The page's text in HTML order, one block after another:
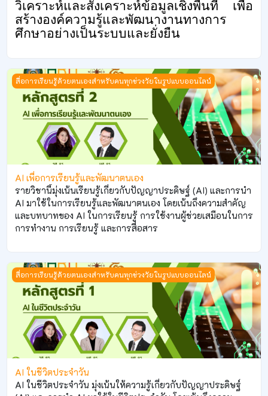
วิเคราะห์และสังเคราะห์ข้อมูลเชิงพื้นที่ เพื่อ
สร้างองค์ความรู้และพัฒนางานทางการ
ศึกษาอย่างเป็นระบบและยั่งยืน
AI เพื่อการเรียนรู้และพัฒนาตนเอง
สื่อการเรียนรู้ด้วยตนเองสำหรับคนทุกช่วงวัยในรูปแบบออนไลน์
AI เพื่อการเรียนรู้และพัฒนาตนเอง
รายวิชานี้มุ่งเน้นเรียนรู้เกี่ยวกับปัญญาประดิษฐ์ (AI) และการนำ
AI มาใช้ในการเรียนรู้และพัฒนาตนเอง โดยเน้นถึงความสำคัญ
และบทบาทของ AI ในการเรียนรู้ การใช้งานผู้ช่วยเสมือนในการ
การทำงาน การเรียนรู้ และการสื่อสาร
AI ในชีวิตประจำวัน
สื่อการเรียนรู้ด้วยตนเองสำหรับคนทุกช่วงวัยในรูปแบบออนไลน์
AI ในชีวิตประจำวัน
AI ในชีวิตประจำวัน มุ่งเน้นให้ความรู้เกี่ยวกับปัญญาประดิษฐ์